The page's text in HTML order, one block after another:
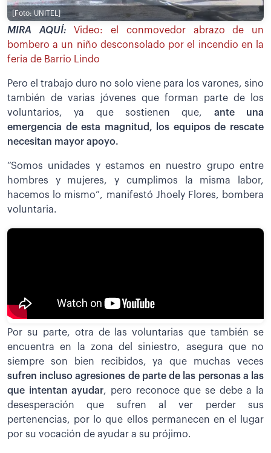
[Foto: UNITEL]
MIRA AQUÍ: Video: el conmovedor abrazo de un
bombero a un niño desconsolado por el incendio en la
feria de Barrio Lindo
Pero el trabajo duro no solo viene para los varones, sino
también de varias jóvenes que forman parte de los
voluntarios, ya que sostienen que, ante una
emergencia de esta magnitud, los equipos de rescate
necesitan mayor apoyo.
“Somos unidades y estamos en nuestro grupo entre
hombres y mujeres, y cumplimos la misma labor,
hacemos lo mismo”, manifestó Jhoely Flores, bombera
voluntaria.
Por su parte, otra de las voluntarias que también se
encuentra en la zona del siniestro, asegura que no
siempre son bien recibidos, ya que muchas veces
sufren incluso agresiones de parte de las personas a las
que intentan ayudar, pero reconoce que se debe a la
desesperación que sufren al ver perder sus
pertenencias, por lo que ellos permanecen en el lugar
por su vocación de ayudar a su prójimo.